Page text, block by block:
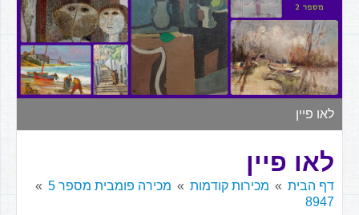
▼
▼
לאו פיין
לאו פיין
דף הבית מכירות קודמות
מכירה פומבית מספר 5
8947